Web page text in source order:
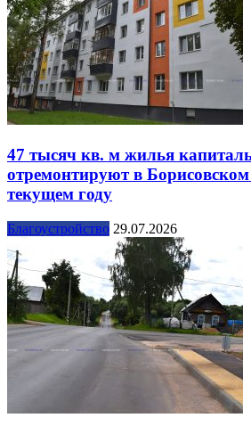
47 тысяч кв. м жилья
отремонтируют в
текущем году
Благоустройство 29.07.2026